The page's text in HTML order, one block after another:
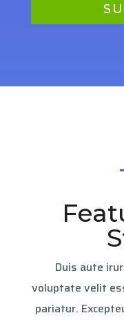
Duis aute
voluptate velit
pariatur.